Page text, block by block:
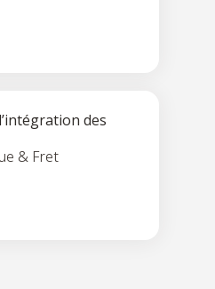
des
& Fret